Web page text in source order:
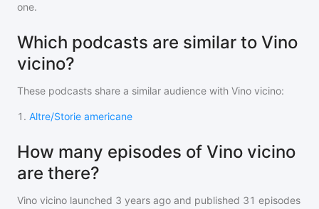
one.
Which podcasts are similar to Vino
vicino?
These podcasts share a similar audience with Vino vicino:
1 . Altre/Storie americane
How many episodes of Vino vicino
are there?
Vino vicino launched 3 years ago and published 31 episodes